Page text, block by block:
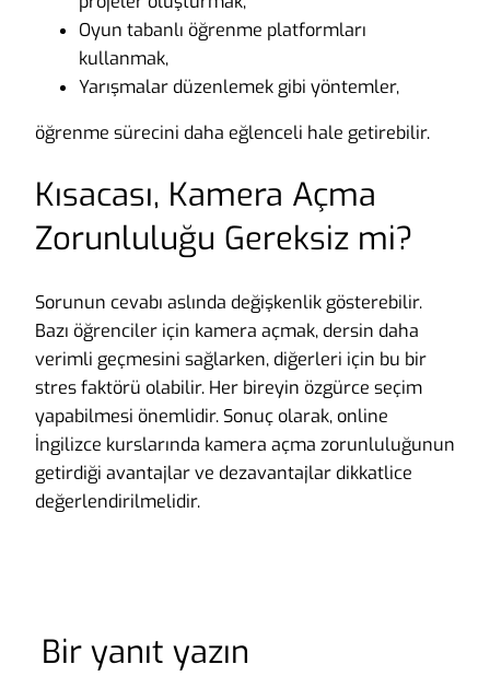
Oyun tabanlı öğrenme platformları
kullanmak,
Yarışmalar düzenlemek gibi yöntemler,
öğrenme sürecini daha eğlenceli hale getirebilir.
Kısacası, Kamera Açma
Zorunluluğu Gereksiz mi?
Sorunun cevabı aslında değişkenlik gösterebilir.
Bazı öğrenciler için kamera açmak, dersin daha
verimli geçmesini sağlarken, diğerleri için bu bir
stres faktörü olabilir. Her bireyin özgürce seçim
yapabilmesi önemlidir. Sonuç olarak, online
İngilizce kurslarında kamera açma zorunluluğunun
getirdiği avantajlar ve dezavantajlar dikkatlice
değerlendirilmelidir.
Bir yanıt yazın